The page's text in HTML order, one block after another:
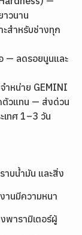
วนาน
ะสำหรับช่างทุก
— ลดรอยนูนและ
ำหน่าย GEMINI
ตัวแทน — ส่งด่วน
เทศ 1–3 วัน
าบน้ำมัน และสิ่ง
นมีความหนา
พารามิเตอร์ผู้